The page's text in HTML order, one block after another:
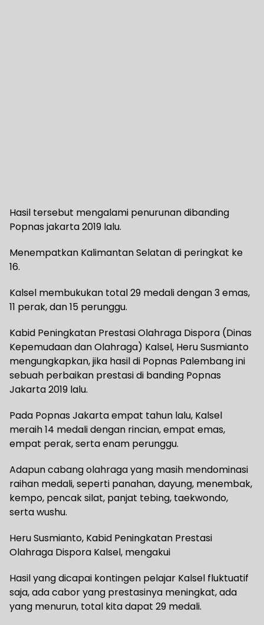
Hasil tersebut mengalami penurunan dibanding
Popnas jakarta 2019 lalu.
Menempatkan Kalimantan Selatan di peringkat ke
16.
Kalsel membukukan total 29 medali dengan 3 emas,
11 perak, dan 15 perunggu.
Kabid Peningkatan Prestasi Olahraga Dispora (Dinas
Kepemudaan dan Olahraga) Kalsel, Heru Susmianto
mengungkapkan, jika hasil di Popnas Palembang ini
sebuah perbaikan prestasi di banding Popnas
Jakarta 2019 lalu.
Pada Popnas Jakarta empat tahun lalu, Kalsel
meraih 14 medali dengan rincian, empat emas,
empat perak, serta enam perunggu.
Adapun cabang olahraga yang masih mendominasi
raihan medali, seperti panahan, dayung, menembak,
kempo, pencak silat, panjat tebing, taekwondo,
serta wushu.
Heru Susmianto, Kabid Peningkatan Prestasi
Olahraga Dispora Kalsel, mengakui
Hasil yang dicapai kontingen pelajar Kalsel fluktuatif
saja, ada cabor yang prestasinya meningkat, ada
yang menurun, total kita dapat 29 medali.